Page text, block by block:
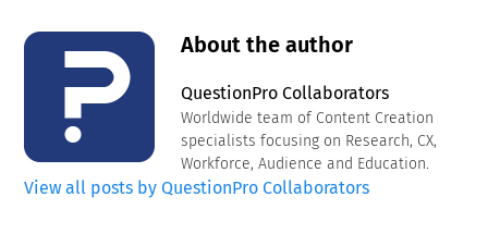
About the author
QuestionPro Collaborators
Worldwide team of Content Creation
specialists focusing on Research, CX,
Workforce, Audience and Education.
View all posts by QuestionPro Collaborators